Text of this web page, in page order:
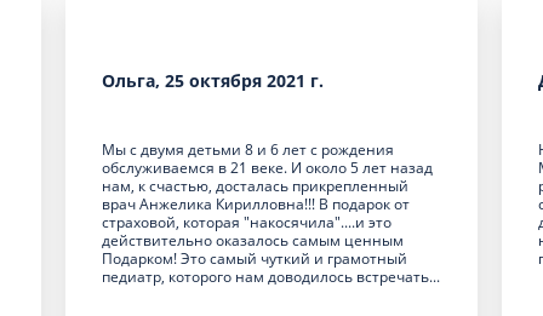
Ольга, 25 октября 2021 г.
Мы с двумя детьми 8 и 6 лет с рождения
обслуживаемся в 21 веке. И около 5 лет назад
нам, к счастью, досталась прикрепленный
врач Анжелика Кирилловна!!! В подарок от
страховой, которая "накосячила"....и это
действительно оказалось самым ценным
Подарком! Это самый чуткий и грамотный
педиатр, которого нам доводилось встречать...